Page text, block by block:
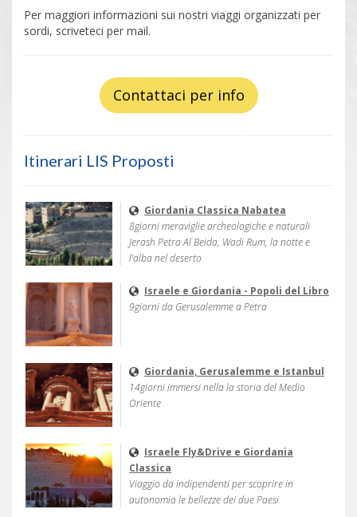
Per maggiori informazioni sui nostri viaggi organizzati per
sordi, scriveteci per mail.
Contattaci per info
Itinerari LIS Proposti
Giordania Classica Nabatea
8giorni meraviglie archeologiche e naturali
Jerash Petra Al Beida, Wadi Rum, la notte e
l'alba nel deserto
Israele e Giordania - Popoli del Libro
9giorni da Gerusalemme a Petra
Giordania, Gerusalemme e Istanbul
14giorni immersi nella la storia del Medio
Oriente
Israele Fly&Drive e Giordania
Classica
Viaggio da indipendenti per scoprire in
autonomia le bellezze dei due Paesi